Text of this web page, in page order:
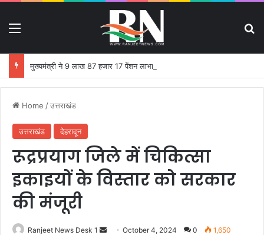
Home /उत्तराखंड
उत्तराखंड देहरादून
रूद्रप्रयाग जिले में चिकित्सा
इकाइयों के विस्तार को सरकार
की मंजूरी
Ranjeet News Desk 1 October 4, 2024 0 1,650